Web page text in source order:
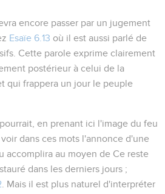
encore passer par un jugement
Esaïe 6.13 où il est aussi parlé de
Cette parole exprime clairement
postérieur à celui de la
qui frappera un jour le peuple
pourrait, en prenant ici l'image du feu
dans ces mots l'annonce d'une
accomplira au moyen de Ce reste
dans les derniers jours ;
. Mais il est plus naturel d'interpréter